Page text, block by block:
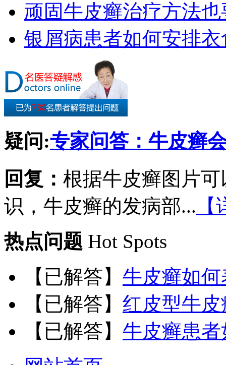
顽固牛皮癣治疗方法也
银屑病患者如何安排
疑问:专家问答：牛皮癣
回复： 根据牛皮癣图片
识，牛皮癣的发病部...
热点问题 Hot Spots
【已解答】 牛皮癣如
【已解答】 红皮型牛
【已解答】 牛皮癣患